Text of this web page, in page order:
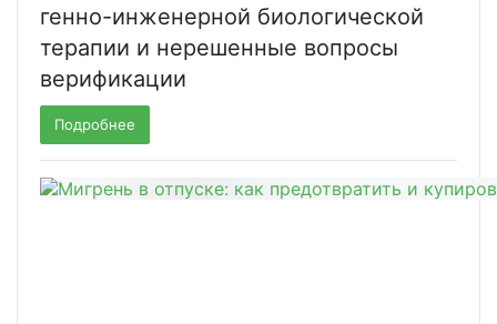
генно-инженерной биологической
терапии и нерешенные вопросы
верификации
Подробнее